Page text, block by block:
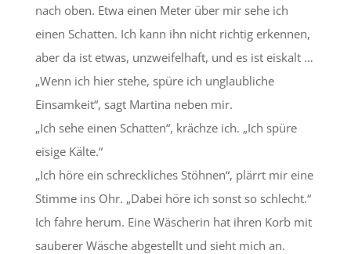
nach oben. Etwa einen Meter über mir sehe ich
einen Schatten. Ich kann ihn nicht richtig erkennen,
aber da ist etwas, unzweifelhaft, und es ist eiskalt …
„Wenn ich hier stehe, spüre ich unglaubliche
Einsamkeit“, sagt Martina neben mir.
„Ich sehe einen Schatten“, krächze ich. „Ich spüre
eisige Kälte.“
„Ich höre ein schreckliches Stöhnen“, plärrt mir eine
Stimme ins Ohr. „Dabei höre ich sonst so schlecht.“
Ich fahre herum. Eine Wäscherin hat ihren Korb mit
sauberer Wäsche abgestellt und sieht mich an.